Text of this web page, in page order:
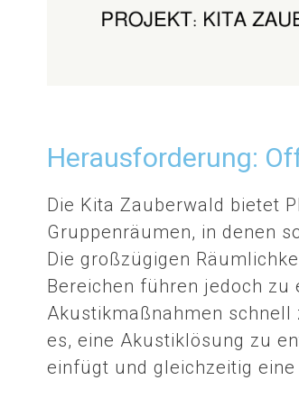
Herausforderung:
Die Kita Zauberwald bietet
Gruppenräumen, in denen
Die großzügigen
Bereichen führen jedoch
Akustikmaßnahmen
es, eine Akustiklösung zu
einfügt und gleichzeitig